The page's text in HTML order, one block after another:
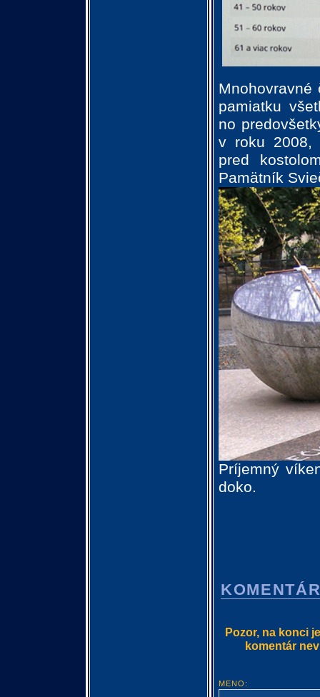
pamiatku
no
v roku 2008,
pred
Pamätník
Príjemný
doko.
Pozor, na konci
komentár
MENO: